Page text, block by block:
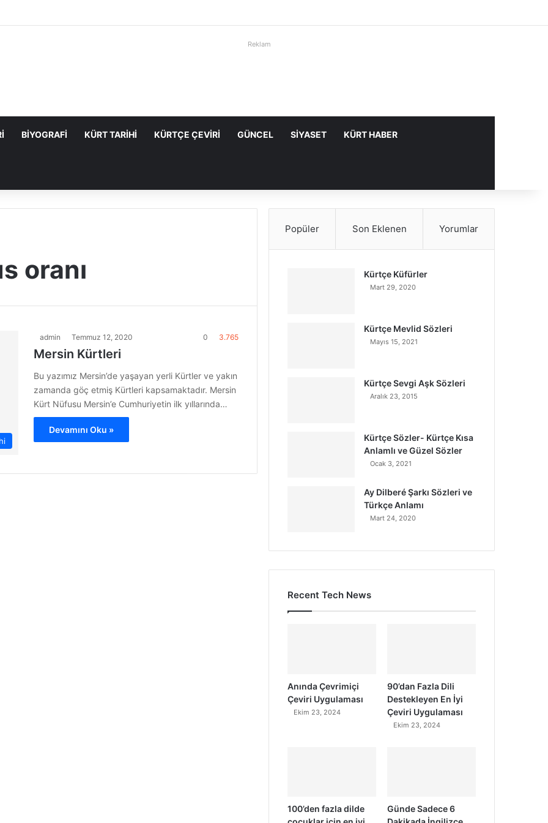
Reklam
BIYOGRAFI KÜRT TARIHI KÜRTÇE ÇEVIRI GÜNCEL SIYASET KÜRT HABER
oranı
admin Temmuz 12, 2020 0 3.765
Mersin Kürtleri
Bu yazımız Mersin’de yaşayan yerli Kürtler ve yakın
zamanda göç etmiş Kürtleri kapsamaktadır. Mersin
Kürt Nüfusu Mersin’e Cumhuriyetin ilk yıllarında…
Devamını Oku »
Popüler Son Eklenen Yorumlar
Kürtçe Küfürler
Mart 29, 2020
Kürtçe Mevlid Sözleri
Mayıs 15, 2021
Kürtçe Sevgi Aşk Sözleri
Aralık 23, 2015
Kürtçe Sözler- Kürtçe Kısa
Anlamlı ve Güzel Sözler
Ocak 3, 2021
Ay Dilberé Şarkı Sözleri ve
Türkçe Anlamı
Mart 24, 2020
Recent Tech News
Anında Çevrimiçi
Çeviri Uygulaması
Ekim 23, 2024
90’dan Fazla Dili
Destekleyen En İyi
Çeviri Uygulaması
Ekim 23, 2024
100’den fazla dilde
Günde Sadece 6